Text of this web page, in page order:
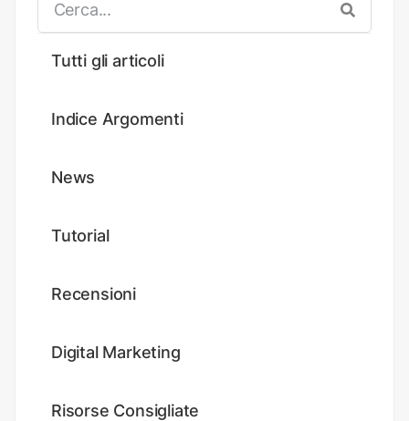
Tutti gli articoli
Indice Argomenti
News
Tutorial
Recensioni
Digital Marketing
Risorse Consigliate